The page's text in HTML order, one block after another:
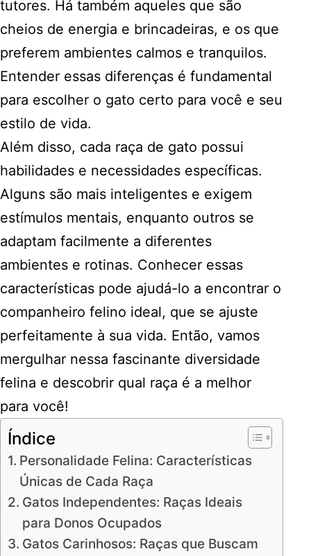
tutores. Há também aqueles que são
cheios de energia e brincadeiras, e os que
preferem ambientes calmos e tranquilos.
Entender essas diferenças é fundamental
para escolher o gato certo para você e seu
estilo de vida.
Além disso, cada raça de gato possui
habilidades e necessidades específicas.
Alguns são mais inteligentes e exigem
estímulos mentais, enquanto outros se
adaptam facilmente a diferentes
ambientes e rotinas. Conhecer essas
características pode ajudá-lo a encontrar o
companheiro felino ideal, que se ajuste
perfeitamente à sua vida. Então, vamos
mergulhar nessa fascinante diversidade
felina e descobrir qual raça é a melhor
para você!
Índice
Personalidade Felina: Características
Únicas de Cada Raça
Gatos Independentes: Raças Ideais
para Donos Ocupados
Gatos Carinhosos: Raças que Buscam